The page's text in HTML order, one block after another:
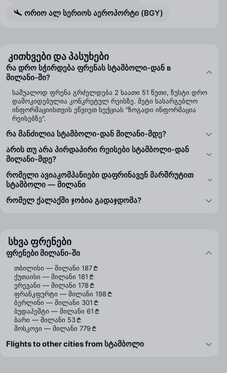
ორიო ალ სერიოს აეროპორტი (BGY)
კითხვები და პასუხები
რა დრო სჭირდება ფრენას სტამბოლი-დან в
მილანი-ში?
საშუალოდ ფრენა გრძელდება 2 საათი 51 წუთი, ზუსტი დრო
დამოკიდებულია კონკრეტულ რეისზე. მეტი სასარგებლო
ინფორმაციისთვის ეწვიეთ სექციას "ზოგადი ინფორმაცია
რეისებზე".
რა მანძილია სტამბოლი-დან მილანი-მდე?
არის თუ არა პირდაპირი რეისები სტამბოლი-დან
მილანი-მდე?
რომელი ავიაკომპანიები დაფრინავენ მარშრუტით
სტამბოლი — მილანი
რომელ ქალაქში ჯობია გადაჯდომა?
სხვა ფრენები
ფრენები მილანი-ში
თბილისი — მილანი 187 ₾
ქუთაისი — მილანი 181 ₾
ერევანი — მილანი 178 ₾
ფრანკფურტი — მილანი 198 ₾
ბერლინი — მილანი 301 ₾
ბუდაპეშტი — მილანი 61 ₾
ბარი — მილანი 53 ₾
მოსკოვი — მილანი 779 ₾
Flights to other cities from სტამბოლი